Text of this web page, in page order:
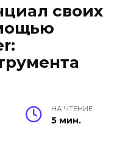
своих
НА ЧТЕНИЕ
5 мин.